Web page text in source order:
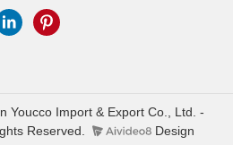
Youcco Import & Export Co., Ltd. -
Reserved.
Design